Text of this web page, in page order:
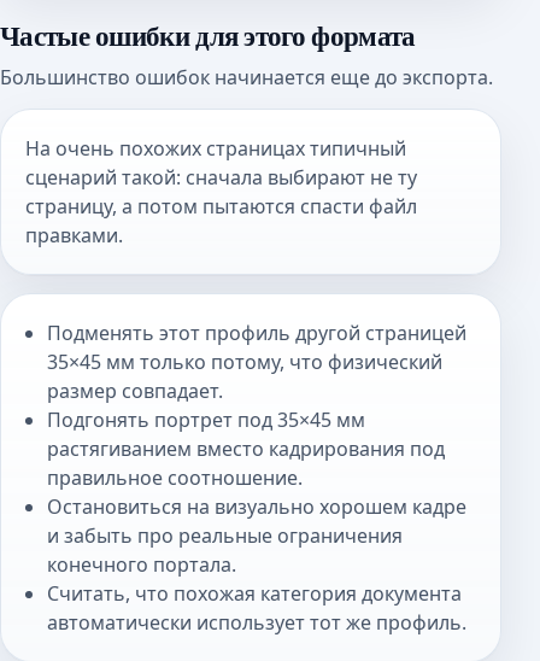
Частые ошибки для этого формата
Большинство ошибок начинается еще до экспорта.
На очень похожих страницах типичный
сценарий такой: сначала выбирают не ту
страницу, а потом пытаются спасти файл
правками.
Подменять этот профиль другой страницей
35×45 мм только потому, что физический
размер совпадает.
Подгонять портрет под 35×45 мм
растягиванием вместо кадрирования под
правильное соотношение.
Остановиться на визуально хорошем кадре
и забыть про реальные ограничения
конечного портала.
Считать, что похожая категория документа
автоматически использует тот же профиль.